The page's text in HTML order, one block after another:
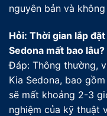
nguyên bản và
Hỏi: Thời gian lắp
Sedona mất bao lâu?
Đáp: Thông thường,
Kia Sedona, bao
sẽ mất khoảng 2-3
nghiệm của kỹ thuật